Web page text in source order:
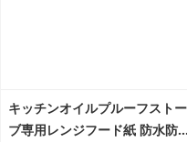
キッチンオイルプルーフストー
ブ専用レンジフード紙 防水防炎